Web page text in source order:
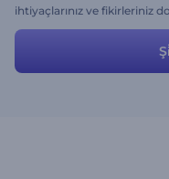
ihtiyaçlarınız ve fikirleriniz
özgürsünüz. Değerli
daha kolay bir şekilde